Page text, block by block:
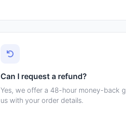
Can I request a refund?
Yes, we offer a 48-hour money-back
us with your order details.